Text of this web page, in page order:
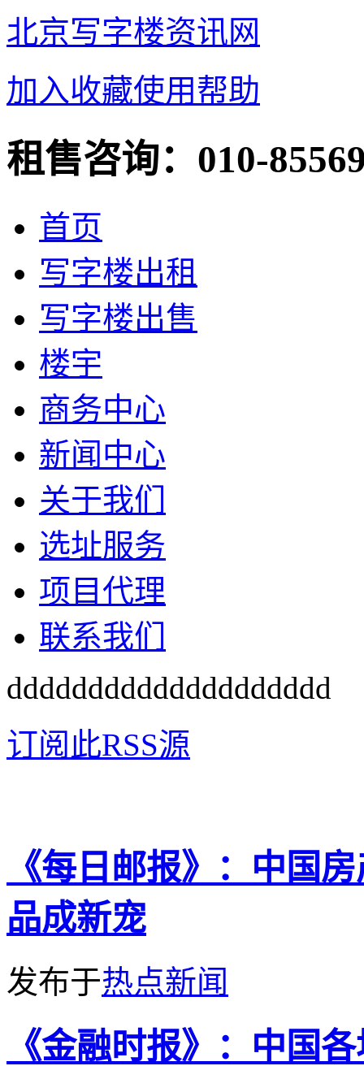
北京写字楼资讯网
加入收藏使用帮助
租售咨询： 010-
首页
写字楼出租
写字楼出售
楼宇
商务中心
新闻中心
关于我们
选址服务
项目代理
联系我们
dddddddddddddddddddd
订阅此RSS源
《每日邮报》：中国
品成新宠
发布于热点新闻
《金融时报》：中国